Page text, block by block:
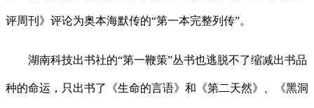
评周刊》评论为奥本海默传的“第一本完整列传”。
湖南科技出书社的“第一鞭策”丛书也逃脱不了缩减出书品
种的命运，只出书了《生命的言语》和《第二天然》、《黑洞